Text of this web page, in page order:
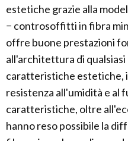
estetiche grazie alla
− controsoffitti in fibra
offre buone prestazioni
all'architettura di
caratteristiche estetiche,
resistenza all'umidità e al
caratteristiche, oltre
hanno reso possibile la